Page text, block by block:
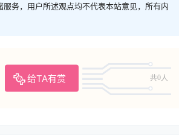
务，用户所述观点均不代表本站意见，所有内
给TA有赏 共0人